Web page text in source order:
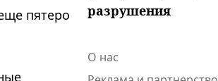
пятеро
разрушения
О нас